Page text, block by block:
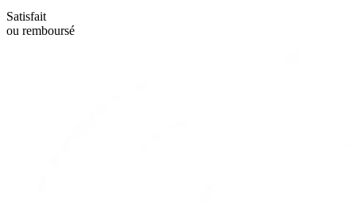
Satisfait
ou remboursé